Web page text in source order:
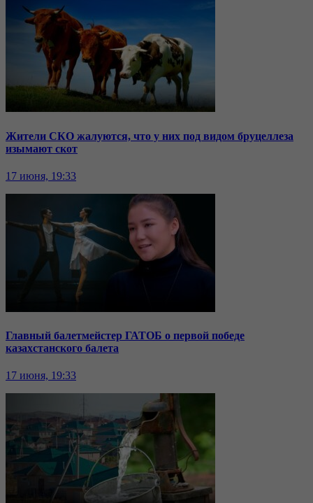
Жители СКО жалуются, что у них под видом бруцеллеза
изымают скот
17 июня, 19:33
Главный балетмейстер ГАТОБ о первой победе
казахстанского балета
17 июня, 19:33